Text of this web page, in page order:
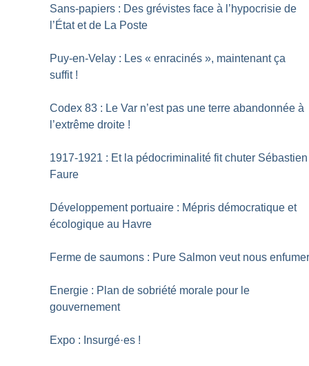
Sans-papiers : Des grévistes face à l’hypocrisie de
l’État et de La Poste
Puy-en-Velay : Les « enracinés », maintenant ça
suffit !
Codex 83 : Le Var n’est pas une terre abandonnée à
l’extrême droite !
1917-1921 : Et la pédocriminalité fit chuter Sébastien
Faure
Développement portuaire : Mépris démocratique et
écologique au Havre
Ferme de saumons : Pure Salmon veut nous
Energie : Plan de sobriété morale pour le
gouvernement
Expo : Insurgé·es !